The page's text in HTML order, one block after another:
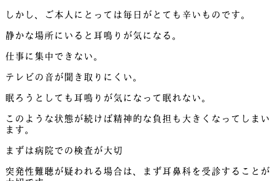
しかし、ご本人にとっては毎日がとても辛いものです。
静かな場所にいると耳鳴りが気になる。
仕事に集中できない。
テレビの音が聞き取りにくい。
眠ろうとしても耳鳴りが気になって眠れない。
このような状態が続けば精神的な負担も大きくなってしまい
ます。
まずは病院での検査が大切
突発性難聴が疑われる場合は、まず耳鼻科を受診することが